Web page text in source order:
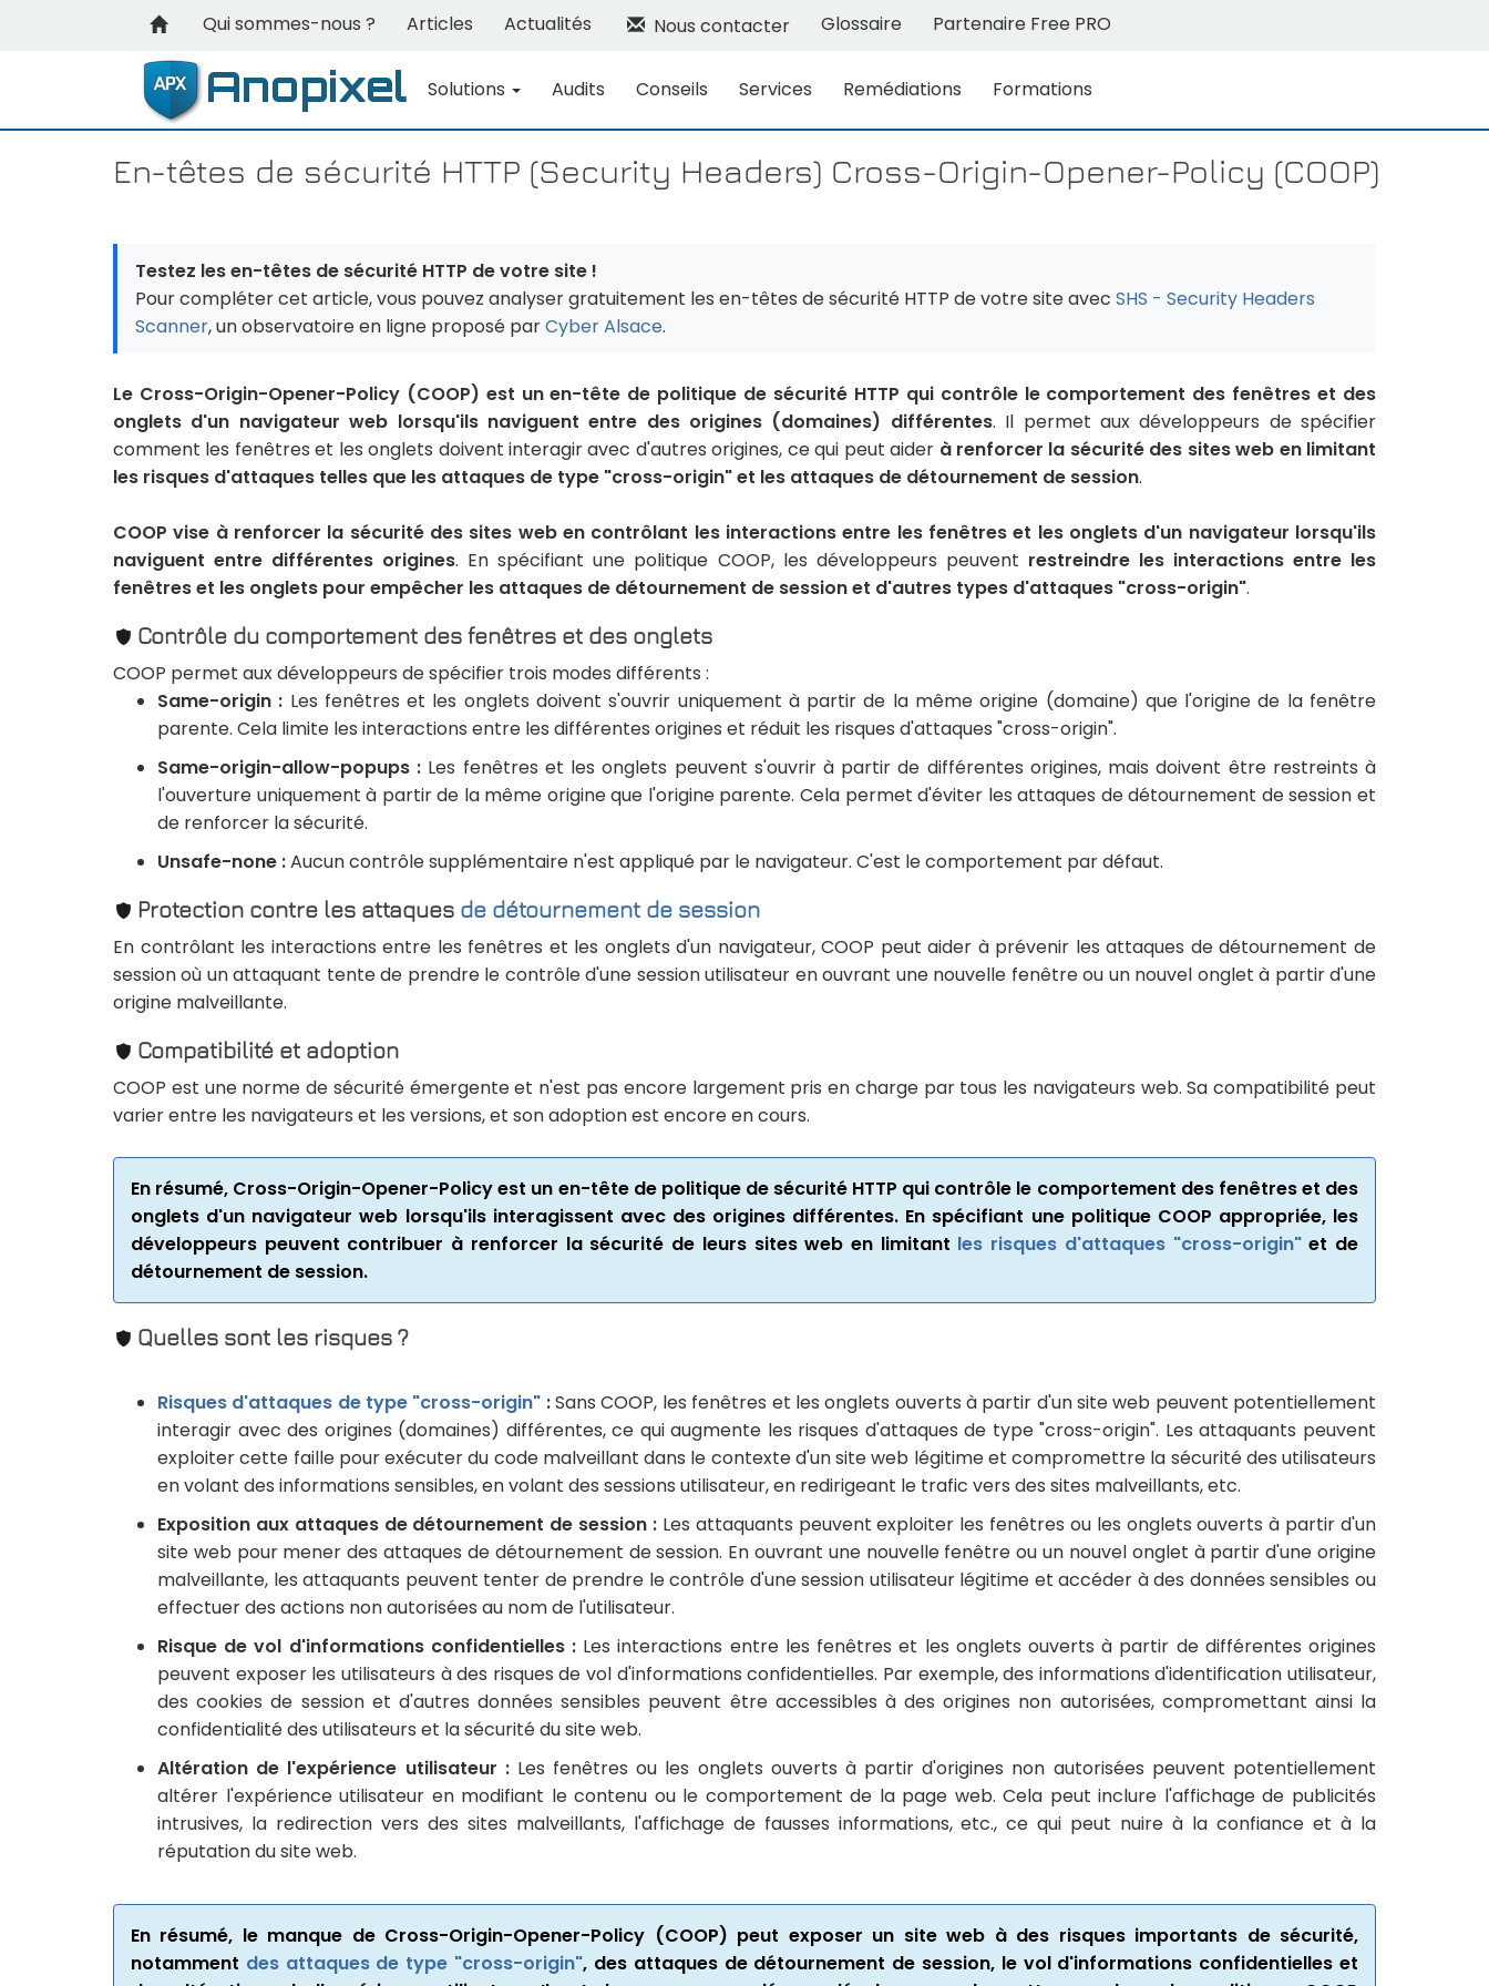
Qui sommes-nous ? Articles Actualités Nous contacter Glossaire Partenaire Free PRO
Solutions Audits Conseils Services Remédiations Formations
En-têtes de sécurité HTTP (Security Headers) Cross-Origin-Opener-Policy (COOP)
Testez les en-têtes de sécurité HTTP de votre site !
Pour compléter cet article, vous pouvez analyser gratuitement les en-têtes de sécurité HTTP de votre site avec SHS - Security Headers
Scanner, un observatoire en ligne proposé parCyber Alsace.
Le Cross-Origin-Opener-Policy (COOP) est un en-tête de politique de sécurité HTTP qui contrôle le comportement des fenêtres et des
onglets d'un navigateur web lorsqu'ils naviguent entre des origines (domaines) différentes. Il permet aux développeurs de spécifier
comment les fenêtres et les onglets doivent interagir avec d'autres origines, ce qui peut aider à renforcer la sécurité des sites web en limitant
les risques d'attaques telles que les attaques de type "cross-origin" et les attaques de détournement de session.
COOP vise à renforcer la sécurité des sites web en contrôlant les interactions entre les fenêtres et les onglets d'un navigateur lorsqu'ils
naviguent entre différentes origines. En spécifiant une politique COOP, les développeurs peuvent restreindre les interactions entre les
fenêtres et les onglets pour empêcher les attaques de détournement de session et d'autres types d'attaques "cross-origin".
Contrôle du comportement des fenêtres et des onglets
COOP permet aux développeurs de spécifier trois modes différents :
Same-origin : Les fenêtres et les onglets doivent s'ouvrir uniquement à partir de la même origine (domaine) que l'origine de la fenêtre
parente. Cela limite les interactions entre les différentes origines et réduit les risques d'attaques "cross-origin".
Same-origin-allow-popups : Les fenêtres et les onglets peuvent s'ouvrir à partir de différentes origines, mais doivent être restreints à
l'ouverture uniquement à partir de la même origine que l'origine parente. Cela permet d'éviter les attaques de détournement de session et
de renforcer la sécurité.
Unsafe-none :Aucun contrôle supplémentaire n'est appliqué par le navigateur. C'est le comportement par défaut.
Protection contre les attaques de détournement de session
En contrôlant les interactions entre les fenêtres et les onglets d'un navigateur, COOP peut aider à prévenir les attaques de détournement de
session où un attaquant tente de prendre le contrôle d'une session utilisateur en ouvrant une nouvelle fenêtre ou un nouvel onglet à partir d'une
origine malveillante.
Compatibilité et adoption
COOP est une norme de sécurité émergente et n'est pas encore largement pris en charge par tous les navigateurs web. Sa compatibilité peut
varier entre les navigateurs et les versions, et son adoption est encore en cours.
En résumé, Cross-Origin-Opener-Policy est un en-tête de politique de sécurité HTTP qui contrôle le comportement des fenêtres et des
onglets d'un navigateur web lorsqu'ils interagissent avec des origines différentes. En spécifiant une politique COOP appropriée, les
développeurs peuvent contribuer à renforcer la sécurité de leurs sites web en limitant les risques d'attaques "cross-origin"et de
détournement de session.
Quelles sont les risques ?
Risques d'attaques de type "cross-origin" :Sans COOP, les fenêtres et les onglets ouverts à partir d'un site web peuvent potentiellement
interagir avec des origines (domaines) différentes, ce qui augmente les risques d'attaques de type "cross-origin". Les attaquants peuvent
exploiter cette faille pour exécuter du code malveillant dans le contexte d'un site web légitime et compromettre la sécurité des utilisateurs
en volant des informations sensibles, en volant des sessions utilisateur, en redirigeant le trafic vers des sites malveillants, etc.
Exposition aux attaques de détournement de session :Les attaquants peuvent exploiter les fenêtres ou les onglets ouverts à partir d'un
site web pour mener des attaques de détournement de session. En ouvrant une nouvelle fenêtre ou un nouvel onglet à partir d'une origine
malveillante, les attaquants peuvent tenter de prendre le contrôle d'une session utilisateur légitime et accéder à des données sensibles ou
effectuer des actions non autorisées au nom de l'utilisateur.
Risque de vol d'informations confidentielles : Les interactions entre les fenêtres et les onglets ouverts à partir de différentes origines
peuvent exposer les utilisateurs à des risques de vol d'informations confidentielles. Par exemple, des informations d'identification utilisateur,
des cookies de session et d'autres données sensibles peuvent être accessibles à des origines non autorisées, compromettant ainsi la
confidentialité des utilisateurs et la sécurité du site web.
Altération de l'expérience utilisateur :Les fenêtres ou les onglets ouverts à partir d'origines non autorisées peuvent potentiellement
altérer l'expérience utilisateur en modifiant le contenu ou le comportement de la page web. Cela peut inclure l'affichage de publicités
intrusives, la redirection vers des sites malveillants, l'affichage de fausses informations, etc., ce qui peut nuire à la confiance et à la
réputation du site web.
En résumé, le manque de Cross-Origin-Opener-Policy (COOP) peut exposer un site web à des risques importants de sécurité,
notamment des attaques de type "cross-origin", des attaques de détournement de session, le vol d'informations confidentielles et